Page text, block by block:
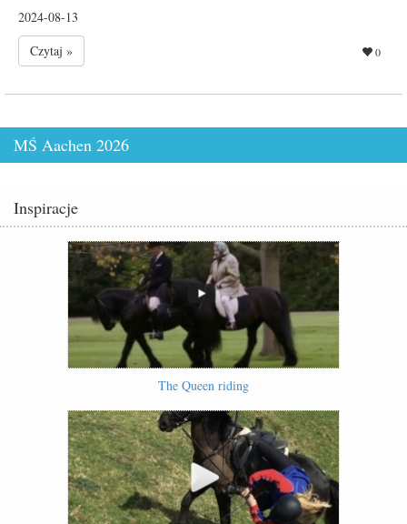
2024-08-13
Czytaj »
0
MŚ Aachen 2026
Inspiracje
The Queen riding